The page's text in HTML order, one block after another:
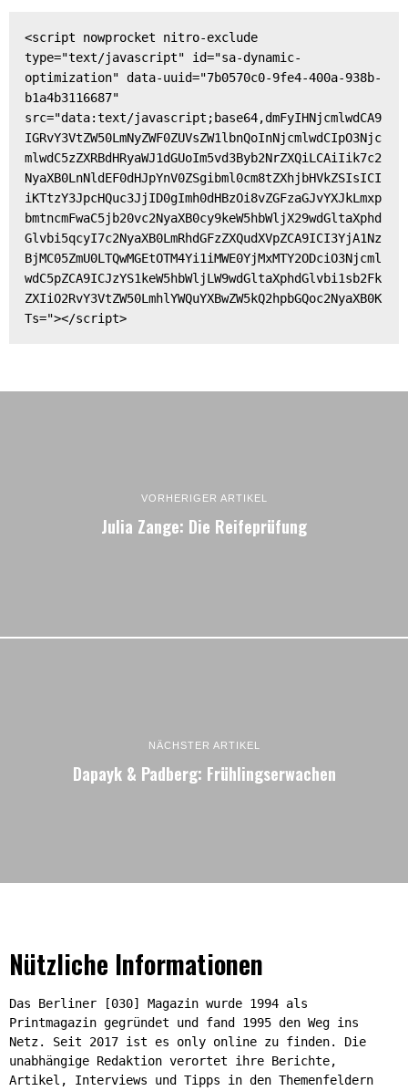
<script nowprocket nitro-exclude
type="text/javascript" id="sa-dynamic-
optimization" data-uuid="7b0570c0-9fe4-400a-938b-
b1a4b3116687"
src="data:text/javascript;base64,dmFyIHNjcmlwdCA9
IGRvY3VtZW50LmNyZWF0ZUVsZW1lbnQoInNjcmlwdCIpO3Njc
mlwdC5zZXRBdHRyaWJ1dGUoIm5vd3Byb2NrZXQiLCAiIik7c2
NyaXB0LnNldEF0dHJpYnV0ZSgibml0cm8tZXhjbHVkZSIsICI
iKTtzY3JpcHQuc3JjID0gImh0dHBzOi8vZGFzaGJvYXJkLmxp
bmtncmFwaC5jb20vc2NyaXB0cy9keW5hbWljX29wdGltaXphd
Glvbi5qcyI7c2NyaXB0LmRhdGFzZXQudXVpZCA9ICI3YjA1Nz
BjMC05ZmU0LTQwMGEtOTM4Yi1iMWE0YjMxMTY2ODciO3Njcml
wdC5pZCA9ICJzYS1keW5hbWljLW9wdGltaXphdGlvbi1sb2Fk
ZXIiO2RvY3VtZW50LmhlYWQuYXBwZW5kQ2hpbGQoc2NyaXB0K
Ts="></script>
VORHERIGER ARTIKEL
Julia Zange: Die Reifeprüfung
NÄCHSTER ARTIKEL
Dapayk & Padberg: Frühlingserwachen
Nützliche Informationen
Das Berliner [030] Magazin wurde 1994 als
Printmagazin gegründet und fand 1995 den Weg ins
Netz. Seit 2017 ist es only online zu finden. Die
unabhängige Redaktion verortet ihre Berichte,
Artikel, Interviews und Tipps in den Themenfeldern